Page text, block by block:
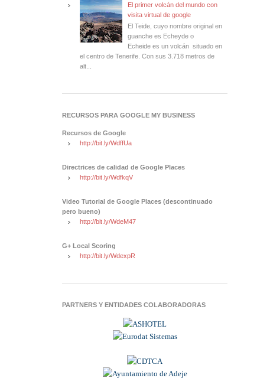
El primer volcán del mundo con
visita virtual de google
El Teide, cuyo nombre original en
guanche es Echeyde o
Echeide es un volcán situado en
el centro de Tenerife. Con sus 3.718 metros de
alt...
RECURSOS PARA GOOGLE MY BUSINESS
Recursos de Google
http://bit.ly/WdffUa
Directrices de calidad de Google Places
http://bit.ly/WdfkqV
Video Tutorial de Google Places (descontinuado
pero bueno)
http://bit.ly/WdeM47
G+ Local Scoring
http://bit.ly/WdexpR
PARTNERS Y ENTIDADES COLABORADORAS